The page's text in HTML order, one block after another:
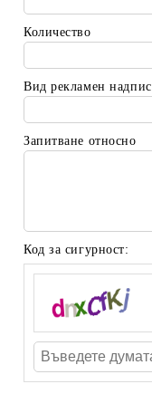
Количество
Вид рекламен надпис
Запитване относно
Код за сигурност: